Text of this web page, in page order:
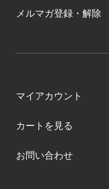
メルマガ登録・解除
マイアカウント
カートを見る
お問い合わせ